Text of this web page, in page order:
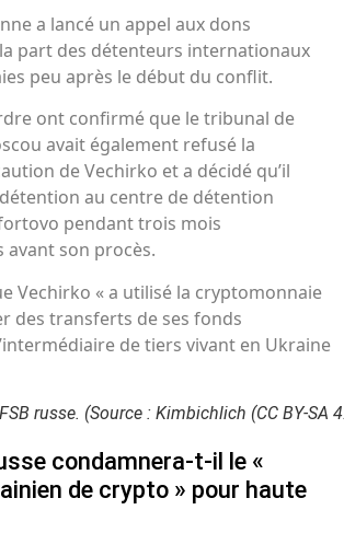
a lancé un appel aux dons
part des détenteurs internationaux
peu après le début du conflit.
ont confirmé que le tribunal de
avait également refusé la
de Vechirko et a décidé qu’il
au centre de détention
pendant trois mois
son procès.
Vechirko « a utilisé la cryptomonnaie
des transferts de ses fonds
de tiers vivant en Ukraine
russe. (Source : Kimbichlich (CC BY-SA
condamnera-t-il le «
de crypto » pour haute